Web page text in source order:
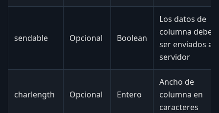
sendable Opcional Boolean
Los datos de
columna deben
ser enviados al
servidor
charlength Opcional Entero
Ancho de
columna en
caracteres